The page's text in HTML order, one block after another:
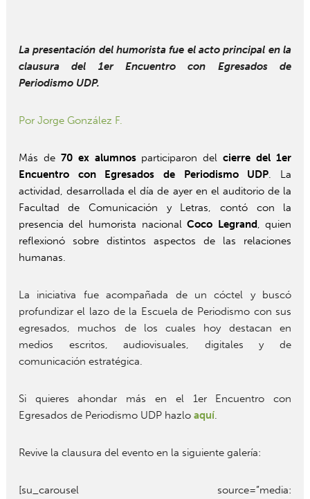
La presentación del humorista fue el acto principal en la
clausura del 1er Encuentro con Egresados de
Periodismo UDP.
Por Jorge González F.
Más de 70 ex alumnosparticiparon delcierre del 1er
Encuentro con Egresados de Periodismo UDP. La
actividad, desarrollada el día de ayer en el auditorio de la
Facultad de Comunicación y Letras, contó con la
presencia del humorista nacionalCoco Legrand, quien
reflexionó sobre distintos aspectos de las relaciones
humanas.
La iniciativa fue acompañada de un cóctel y buscó
profundizar el lazo de la Escuela de Periodismo con sus
egresados, muchos de los cuales hoy destacan en
medios escritos, audiovisuales, digitales y de
comunicación estratégica.
Si quieres ahondar más en el 1er Encuentro con
Egresados de Periodismo UDP hazlo aquí.
Revive la clausura del evento en la siguiente galería:
[su_carousel source=”media: